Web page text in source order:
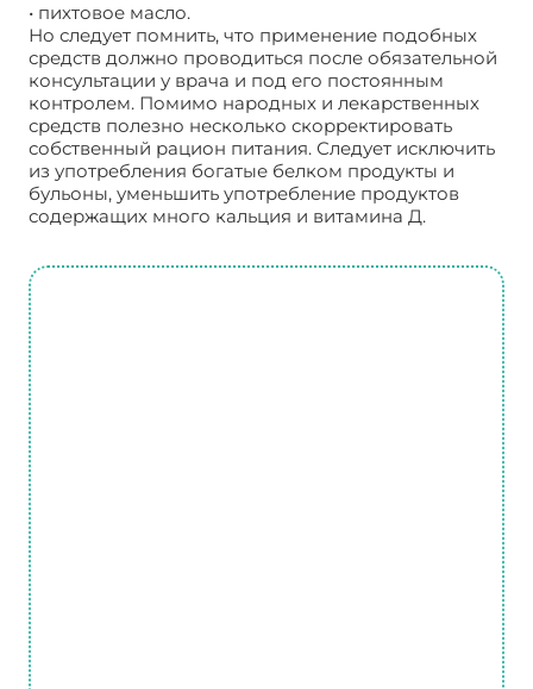
• пихтовое масло.
Но следует помнить, что применение подобных
средств должно проводиться после обязательной
консультации у врача и под его постоянным
контролем. Помимо народных и лекарственных
средств полезно несколько скорректировать
собственный рацион питания. Следует исключить
из употребления богатые белком продукты и
бульоны, уменьшить употребление продуктов
содержащих много кальция и витамина Д.